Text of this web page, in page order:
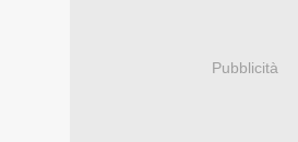
Pubblicità